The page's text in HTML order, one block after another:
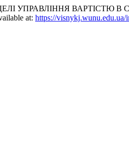
УПРАВЛІННЯ
at: https://